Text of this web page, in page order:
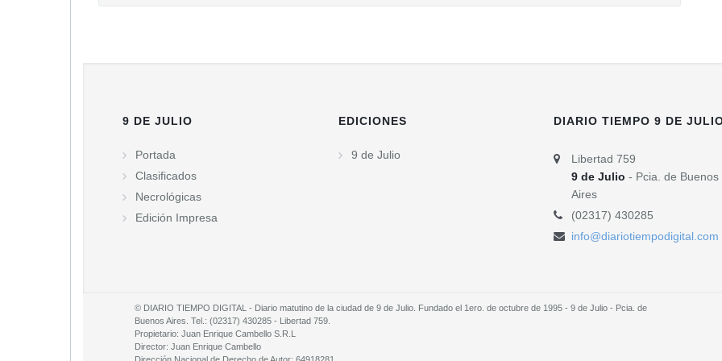
9 DE JULIO
Portada
Clasificados
Necrológicas
Edición Impresa
EDICIONES
9 de Julio
DIARIO TIEMPO 9 DE
Libertad 759
9 de Julio - Pcia. de Buenos
Aires
(02317) 430285
info@diariotiempodigital.com
© DIARIO TIEMPO DIGITAL - Diario matutino de la ciudad de 9 de Julio. Fundado el 1ero. de octubre de 1995 - 9 de Julio - Pcia. de
Buenos Aires. Tel.: (02317) 430285 - Libertad 759.
Propietario: Juan Enrique Cambello S.R.L
Director: Juan Enrique Cambello
Dirección Nacional de Derecho de Autor: 64918281